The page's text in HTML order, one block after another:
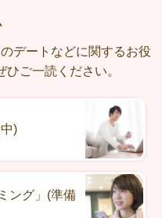
デートなどに関するお役
ひご一読ください。
)
ング」(準備